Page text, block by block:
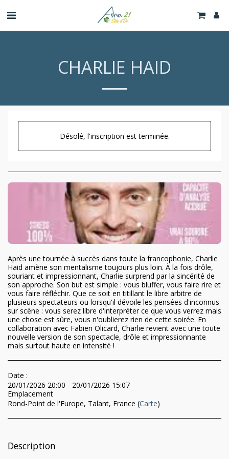
CHARLIE HAID
Désolé, l'inscription est terminée.
Après une tournée à succès dans toute la francophonie, Charlie
Haid amène son mentalisme toujours plus loin. À la fois drôle,
souriant et impressionnant, Charlie surprend par la sincérité de
son approche. Son but est simple : vous bluffer, vous faire rire et
vous faire réfléchir. Que ce soit en titillant le libre arbitre de
plusieurs spectateurs ou lorsqu'il dévoile les pensées d'inconnus
sur scène : vous serez libre d'interpréter ce que vous verrez mais
une chose est sûre, vous n'oublierez rien de cette soirée. En
collaboration avec Fabien Olicard, Charlie revient avec une toute
nouvelle version de son spectacle, drôle et impressionnante
mais surtout haute en intensité !
Date :
20/01/2026 20:00 - 20/01/2026 15:07
Emplacement
Rond-Point de l'Europe, Talant, France (Carte)
Description